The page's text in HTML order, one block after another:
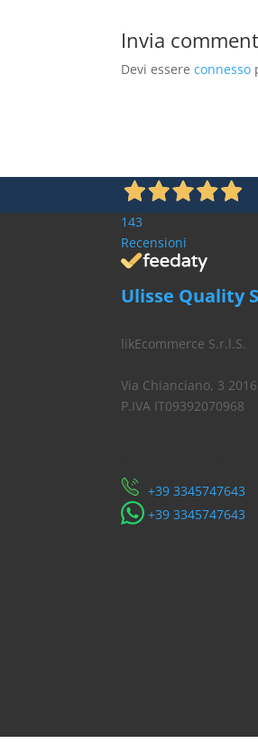
Invia
Devi essereconnesso
143
Recensioni
Ulisse Quality
likEcommerce S.r.l.S.
Via Chianciano, 3
P.IVA IT09392070968
​+39 3345747643
​+39 3345747643